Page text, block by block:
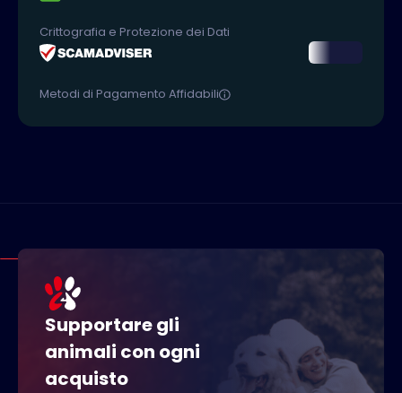
Crittografia e Protezione dei Dati
Metodi di Pagamento Affidabili
Supportare gli
animali con ogni
acquisto